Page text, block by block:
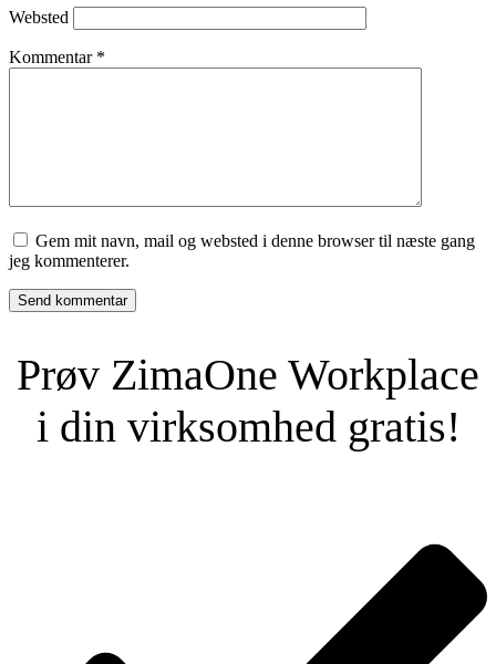
Websted
Kommentar *
Gem mit navn, mail og websted i denne browser til næste gang
jeg kommenterer.
Prøv ZimaOne Workplace
i din virksomhed gratis!